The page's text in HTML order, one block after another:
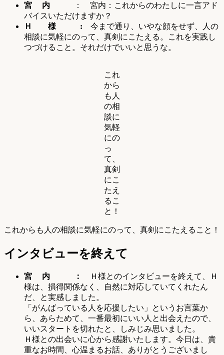
宮 内 ： 宮内：これからのわたしに一言アド
バイスいただけますか？
Ｈ 様 : 今まで通り、いやな顔をせず、人の
相談に気軽にのって、真剣にこたえる。これを実践し
つづけること。それだけでいいと思うな。
これ
から
も人
の相
談に
気軽
にの
っ
て、
真剣
にこ
たえ
るこ
と！
これからも人の相談に気軽にのって、真剣にこたえること！
インタビューを終えて
宮 内 ：
Ｈ様とのインタビューを終えて、Ｈ
様は、損得関係なく、自然に対応していてくれたん
だ、と実感しました。
「がんばっている人を応援したい」というお言葉か
ら、あらためて、一番最初にいい人と出会えたので、
いいスタートを切れたと、しみじみ思いました。
Ｈ様との出会いに心から感謝いたします。今日は、貴
重なお時間、心温まるお話、ありがとうございまし